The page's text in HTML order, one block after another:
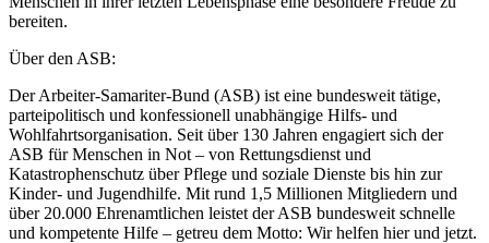
bereiten.
Über den ASB:
Der Arbeiter-Samariter-Bund (ASB) ist eine bundesweit tätige,
parteipolitisch und konfessionell unabhängige Hilfs- und
Wohlfahrtsorganisation. Seit über 130 Jahren engagiert sich der
ASB für Menschen in Not – von Rettungsdienst und
Katastrophenschutz über Pflege und soziale Dienste bis hin zur
Kinder- und Jugendhilfe. Mit rund 1,5 Millionen Mitgliedern und
über 20.000 Ehrenamtlichen leistet der ASB bundesweit schnelle
und kompetente Hilfe – getreu dem Motto: Wir helfen hier und jetzt.